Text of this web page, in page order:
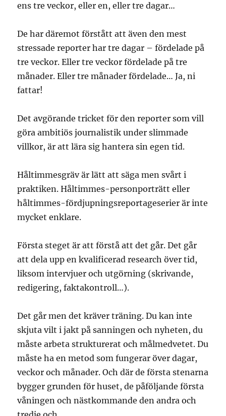
ens tre veckor, eller en, eller tre dagar…
De har däremot förstått att även den mest
stressade reporter har tre dagar – fördelade på
tre veckor. Eller tre veckor fördelade på tre
månader. Eller tre månader fördelade… Ja, ni
fattar!
Det avgörande tricket för den reporter som vill
göra ambitiös journalistik under slimmade
villkor, är att lära sig hantera sin egen tid.
Håltimmesgräv är lätt att säga men svårt i
praktiken. Håltimmes-personporträtt eller
håltimmes-fördjupningsreportageserier är inte
mycket enklare.
Första steget är att förstå att det går. Det går
att dela upp en kvalificerad research över tid,
liksom intervjuer och utgörning (skrivande,
redigering, faktakontroll…).
Det går men det kräver träning. Du kan inte
skjuta vilt i jakt på sanningen och nyheten, du
måste arbeta strukturerat och målmedvetet. Du
måste ha en metod som fungerar över dagar,
veckor och månader. Och där de första stenarna
bygger grunden för huset, de påföljande första
våningen och nästkommande den andra och